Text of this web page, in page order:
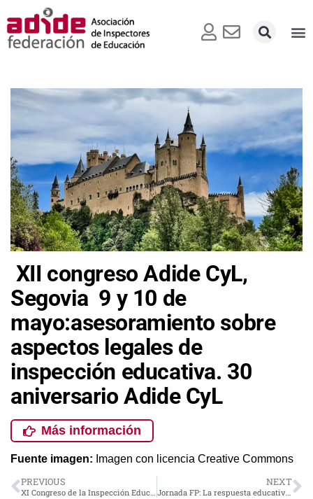
XII congreso Adide CyL,
Segovia 9 y 10 de
mayo:asesoramiento sobre
aspectos legales de
inspección educativa. 30
aniversario Adide CyL
Más información
Fuente imagen: Imagen con licencia Creative Commons
PREVIOUS
XI Congreso de la Inspección Educativa de Galicia «La Inspección Educativa: nuevos. retos, nuevas oportunidades», Ourense – 2 y 3 de mayo 2024.
NEXT
Jornada FP: La respuesta educativa ante la crisis, una mirada 360